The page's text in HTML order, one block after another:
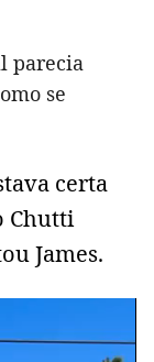
parecia
se
certa
Chutti
James.